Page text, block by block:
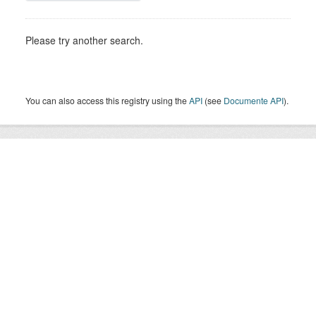
Please try another search.
You can also access this registry using theAPI (see Documente API).